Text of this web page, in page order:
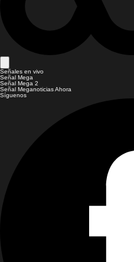
Señales en vivo
Señal Mega
Señal Mega 2
Señal Meganoticias Ahora
Síguenos